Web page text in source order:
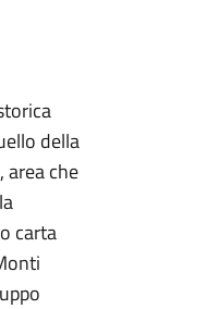
della
che
carta